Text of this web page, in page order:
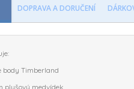
DOPRAVA A DORUČENÍ
body Timberland
plyšový medvídek